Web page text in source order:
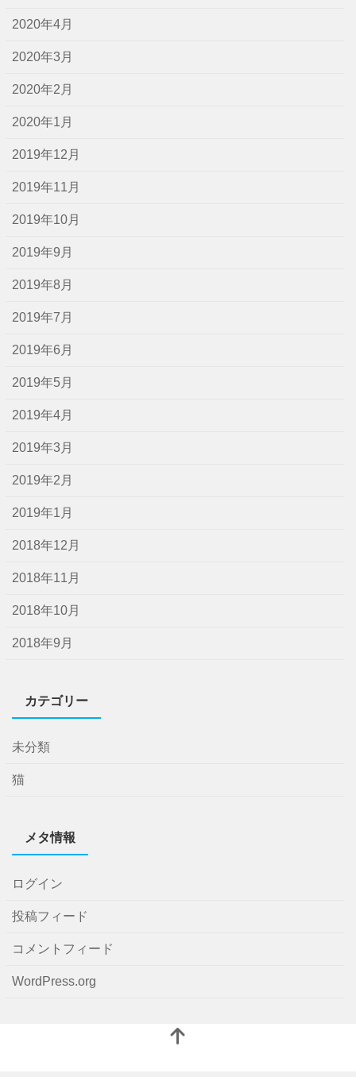
2020年4月
2020年3月
2020年2月
2020年1月
2019年12月
2019年11月
2019年10月
2019年9月
2019年8月
2019年7月
2019年6月
2019年5月
2019年4月
2019年3月
2019年2月
2019年1月
2018年12月
2018年11月
2018年10月
2018年9月
カテゴリー
未分類
猫
メタ情報
ログイン
投稿フィード
コメントフィード
WordPress.org